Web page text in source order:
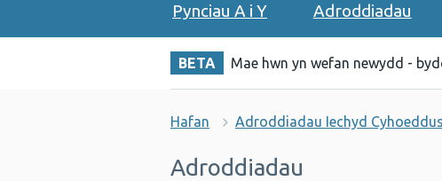
Pynciau A i Y Adroddiadau
BETA Mae hwn yn wefan newydd -
Hafan Adroddiadau Iechyd Cyhoeddus
Adroddiadau